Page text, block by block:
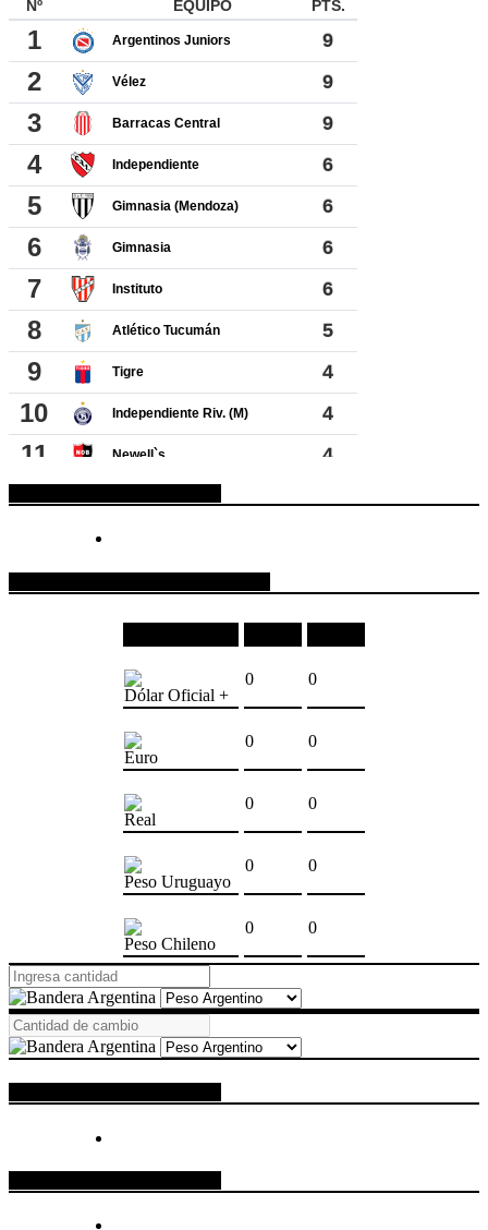
Dólar Oficial +
0 0
Euro
0 0
Real
0 0
Peso Uruguayo
0 0
Peso Chileno
0 0